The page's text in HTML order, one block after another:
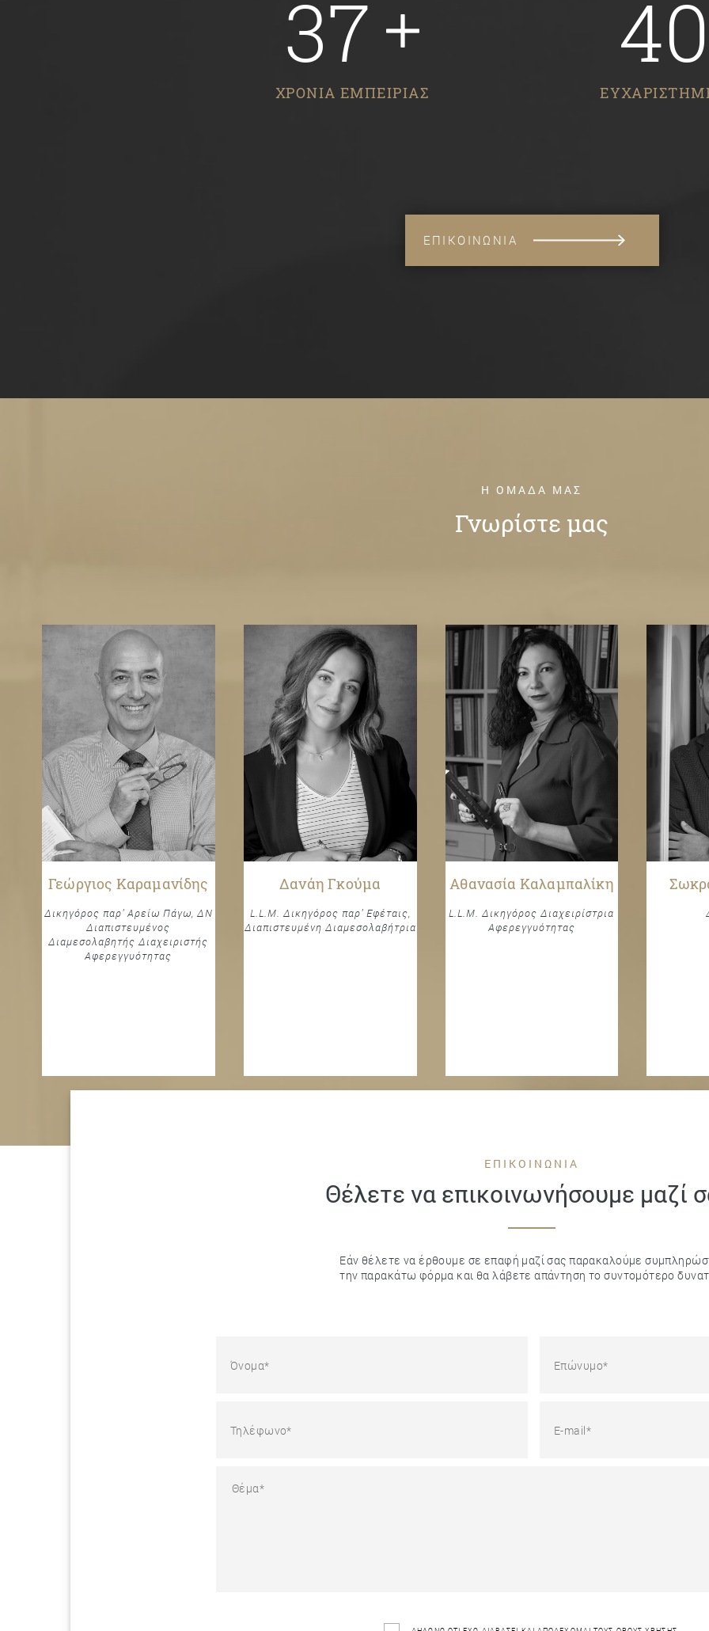
37
ΧΡΟΝΙΑ ΕΜΠΕΙΡΙΑΣ
ΕΠΙΚΟΙΝΩΝΙΑ
Η ΟΜΑΔΑ ΜΑΣ
Γνωρίστε μας
Γεώργιος Καραμανίδης
Δικηγόρος παρ’ Αρείω Πάγω, ΔΝ
Διαπιστευμένος
Διαμεσολαβητής Διαχειριστής
Αφερεγγυότητας
Δανάη Γκούμα
L.L.M. Δικηγόρος παρ’ Εφέταις,
Διαπιστευμένη Διαμεσολαβήτρια
Αθανασία Καλαμπαλίκη
L.L.M. Δικηγόρος Διαχειρίστρια
Αφερεγγυότητας
ΕΠΙΚΟΙΝΩΝΙΑ
Θέλετε να επικοινωνήσουμε μαζί
Εάν θέλετε να έρθουμε σε επαφή μαζί σας παρακαλούμε
την παρακάτω φόρμα και θα λάβετε απάντηση το συντομότερο